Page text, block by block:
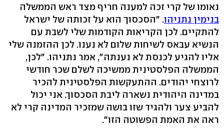
נאומו של קרי זכה למענה חריף מצד ראש הממשלה
בנימין נתניהו. "הסכסוך הוא על זכותה של ישראל
להתקיים. לכן הקריאות הקודמות שלי לשבת עם
הנשיא עבאס לשיחות שלום לא נענו. לכן ההזמנה שלי
אליו להגיע לכנסת לא נענתה", אמר נתניהו. "לכן,
הממשלה הפלסטינית ממשיכה לשלם שכר חודשי
לרוצחי יהודים. ההתעקשות הפלסטינית להכיר
במדינה היהודית נשארה ליבת הסכסוך. אני יכול
להביע צער ולהגיד שזו בושה שמזכיר המדינה קרי לא
ראה את האמת הפשוטה הזו".